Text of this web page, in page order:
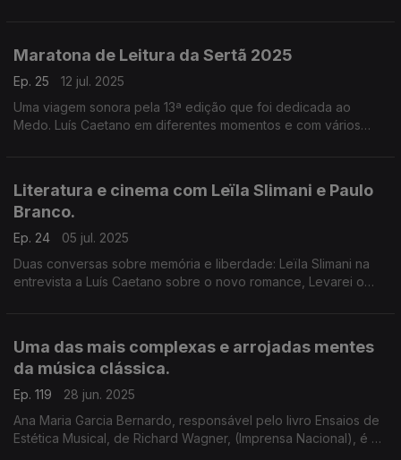
Maratona de Leitura da Sertã 2025
Ep. 25
12 jul. 2025
Uma viagem sonora pela 13ª edição que foi dedicada ao
Medo. Luís Caetano em diferentes momentos e com vários
Literatura e cinema com Leïla Slimani e Paulo
Branco.
Ep. 24
05 jul. 2025
Duas conversas sobre memória e liberdade: Leïla Slimani na
entrevista a Luís Caetano sobre o novo romance, Levarei o
Uma das mais complexas e arrojadas mentes
da música clássica.
Ep. 119
28 jun. 2025
Ana Maria Garcia Bernardo, responsável pelo livro Ensaios de
Estética Musical, de Richard Wagner, (Imprensa Nacional), é a